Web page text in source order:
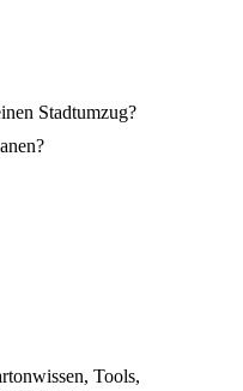
Stadtumzug?
Tools,